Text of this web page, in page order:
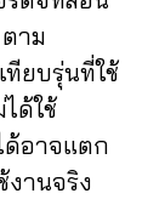
าม
ทียบรุ่นที่ใช้
ด้ใช้
ด้อาจแตก
งานจริง